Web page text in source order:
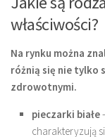
właściwości?
Na rynku można
różnią się nie tylko
zdrowotnymi.
pieczarki białe
charakteryzują